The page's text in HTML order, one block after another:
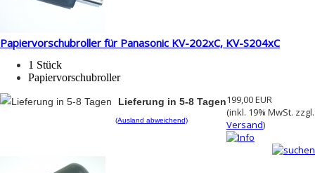
Papiervorschubroller für Panasonic KV-202xC, KV-S204xC
1 Stück
Papiervorschubroller
Lieferung in 5-8 Tagen
(Ausland abweichend)
199,00 EUR
(inkl. 19% MwSt. zzgl.
Versand)